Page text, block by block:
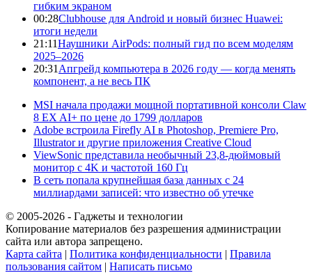
гибким экраном
00:28Clubhouse для Android и новый бизнес Huawei:
итоги недели
21:11Наушники AirPods: полный гид по всем моделям
2025–2026
20:31 Апгрейд компьютера в 2026 году — когда менять
компонент, а не весь ПК
MSI начала продажи мощной портативной консоли Claw
8 EX AI+ по цене до 1799 долларов
Adobe встроила Firefly AI в Photoshop, Premiere Pro,
Illustrator и другие приложения Creative Cloud
ViewSonic представила необычный 23,8-дюймовый
монитор с 4K и частотой 160 Гц
В сеть попала крупнейшая база данных с 24
миллиардами записей: что известно об утечке
© 2005-2026 - Гаджеты и технологии
Копирование материалов без разрешения администрации
сайта или автора запрещено.
Карта сайта | Политика конфиденциальности | Правила
пользования сайтом | Написать письмо